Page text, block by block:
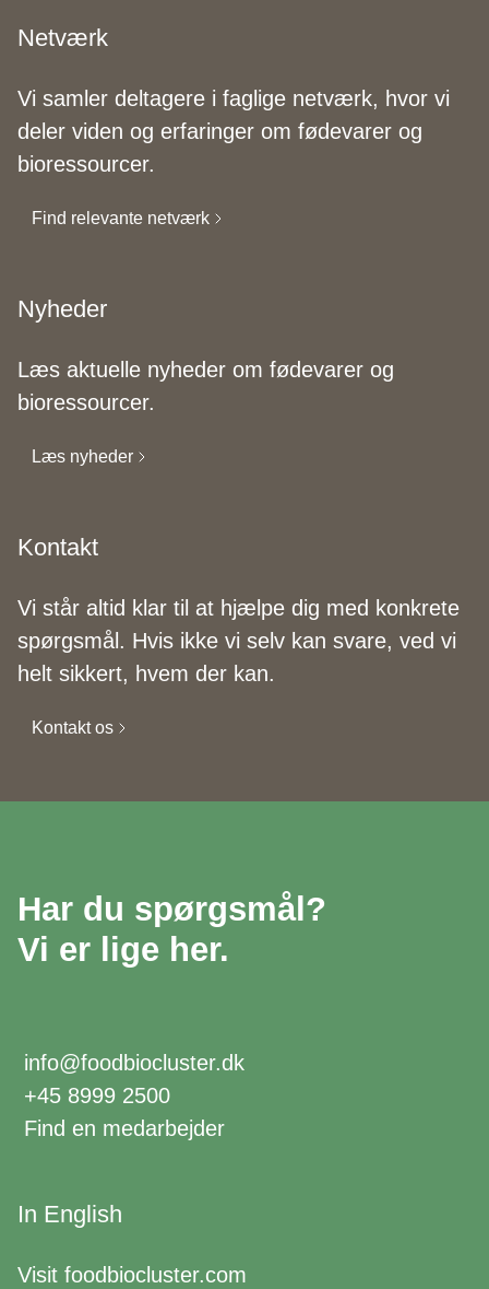
Netværk
Vi samler deltagere i faglige netværk, hvor vi
deler viden og erfaringer om fødevarer og
bioressourcer.
Find relevante netværk
Nyheder
Læs aktuelle nyheder om fødevarer og
bioressourcer.
Læs nyheder
Kontakt
Vi står altid klar til at hjælpe dig med konkrete
spørgsmål. Hvis ikke vi selv kan svare, ved vi
helt sikkert, hvem der kan.
Kontakt os
Har du spørgsmål?
Vi er lige her.
info@foodbiocluster.dk
+45 8999 2500
Find en medarbejder
In English
Visit foodbiocluster.com